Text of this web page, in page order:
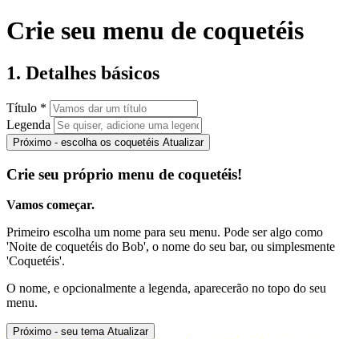
Crie seu menu de coquetéis
1. Detalhes básicos
Título *
Legenda
Próximo - escolha os coquetéis Atualizar
Crie seu próprio menu de coquetéis!
Vamos começar.
Primeiro escolha um nome para seu menu. Pode ser algo como
'Noite de coquetéis do Bob', o nome do seu bar, ou simplesmente
'Coquetéis'.
O nome, e opcionalmente a legenda, aparecerão no topo do seu
menu.
Próximo - seu tema Atualizar